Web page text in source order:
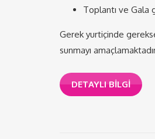
Toplantı ve Gala
Gerek yurtiçinde
sunmayı
DETAYLI BILGI